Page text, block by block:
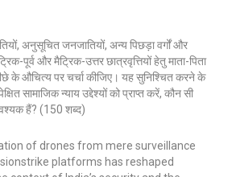
अनुसूचित जनजातियों, अन्य पिछड़ा वर्गों और
पूर्व और मैट्रिक-उत्तर छात्रवृत्तियों हेतु माता-पिता
के औचित्य पर चर्चा कीजिए। यह सुनिश्चित करने के
सामाजिक न्याय उद्देश्यों को प्राप्त करें, कौन सी
हैं? (150 शब्द)
of drones from mere surveillance
platforms has reshaped